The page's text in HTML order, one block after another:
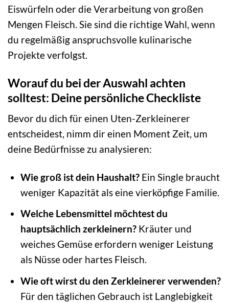
Eiswürfeln oder die Verarbeitung von großen
Mengen Fleisch. Sie sind die richtige Wahl, wenn
du regelmäßig anspruchsvolle kulinarische
Projekte verfolgst.
Worauf du bei der Auswahl achten
solltest: Deine persönliche Checkliste
Bevor du dich für einen Uten-Zerkleinerer
entscheidest, nimm dir einen Moment Zeit, um
deine Bedürfnisse zu analysieren:
Wie groß ist dein Haushalt?Ein Single braucht
weniger Kapazität als eine vierköpfige Familie.
Welche Lebensmittel möchtest du
hauptsächlich zerkleinern?Kräuter und
weiches Gemüse erfordern weniger Leistung
als Nüsse oder hartes Fleisch.
Wie oft wirst du den Zerkleinerer verwenden?
Für den täglichen Gebrauch ist Langlebigkeit